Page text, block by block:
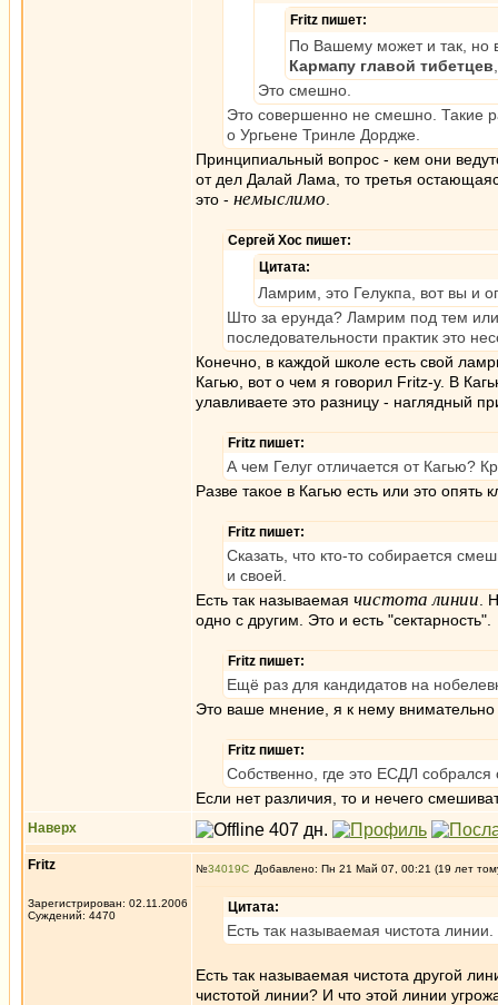
Fritz пишет:
По Вашему может и так, но
Кармапу главой тибетцев
Это смешно.
Это совершенно не смешно. Такие
о Ургьене Тринле Дордже.
Принципиальный вопрос - кем они
от дел Далай Лама, то третья
это - немыслимо
Сергей Хос пишет:
Цитата:
Ламрим, это Гелукпа, вот вы и
Што за ерунда? Ламрим под тем
последовательности практик это
Конечно, в каждой школе есть свой
Кагью, вот о чем я говорил Fritz-у. В
улавливаете это разницу - наглядный
Fritz пишет:
А чем Гелуг отличается от Кагью?
Разве такое в Кагью есть или это опять
Fritz пишет:
Сказать, что кто-то собирается
и своей.
Есть так называемая чистота линии .
одно с другим. Это и есть "сектарность".
Fritz пишет:
Ещё раз для кандидатов на
Это ваше мнение, я к нему
Fritz пишет:
Собственно, где это ЕСДЛ
Если нет различия, то и нечего
Наверх
Fritz
Зарегистрирован: 02.11.2006
Суждений: 4470
№34019 Добавлено: Пн 21 Май 07, 00:21 (19 лет
Цитата:
Есть так называемая чистота линии.
Есть так называемая чистота другой
чистотой линии? И что этой линии